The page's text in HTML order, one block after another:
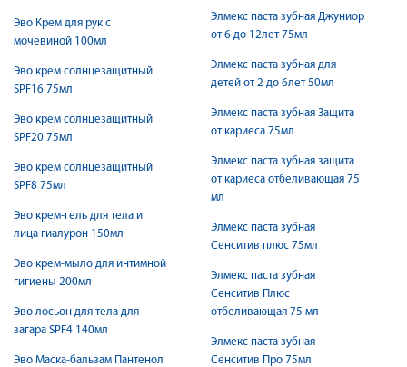
Эво Крем для рук с
мочевиной 100мл
Эво крем солнцезащитный
SPF16 75мл
Эво крем солнцезащитный
SPF20 75мл
Эво крем солнцезащитный
SPF8 75мл
Эво крем-гель для тела и
лица гиалурон 150мл
Эво крем-мыло для интимной
гигиены 200мл
Эво лосьон для тела для
загара SPF4 140мл
Эво Маска-бальзам Пантенол
Элмекс паста зубная Джуниор
от 6 до 12лет 75мл
Элмекс паста зубная для
детей от 2 до 6лет 50мл
Элмекс паста зубная Защита
от кариеса 75мл
Элмекс паста зубная защита
от кариеса отбеливающая 75
мл
Элмекс паста зубная
Сенситив плюс 75мл
Элмекс паста зубная
Сенситив Плюс
отбеливающая 75 мл
Элмекс паста зубная
Сенситив Про 75мл